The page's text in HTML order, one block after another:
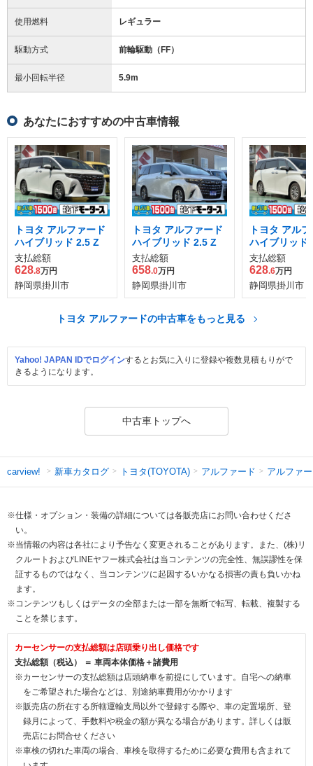
使用燃料 レギュラー
駆動方式 前輪駆動（FF）
最小回転半径 5.9m
あなたにおすすめの中古車情報
トヨタ アルファード
ハイブリッド 2.5 Z
支払総額
628.8万円
静岡県掛川市
トヨタ アルファード
ハイブリッド 2.5 Z
支払総額
658.0万円
静岡県掛川市
トヨタ アル
ハイブリッド
支払総額
628.6万円
静岡県掛川市
トヨタ アルファードの中古車をもっと見る
Yahoo! JAPAN IDでログインするとお気に入りに登録や複数見積もりがで
きるようになります。
中古車トップへ
carview! 新車カタログ トヨタ(TOYOTA) アルファード アルファ
※仕様・オプション・装備の詳細については各販売店にお問い合わせくださ
い。
※当情報の内容は各社により予告なく変更されることがあります。また、(株)リ
クルートおよびLINEヤフー株式会社は当コンテンツの完全性、無誤謬性を保
証するものではなく、当コンテンツに起因するいかなる損害の責も負いかね
ます。
※コンテンツもしくはデータの全部または一部を無断で転写、転載、複製する
ことを禁じます。
カーセンサーの支払総額は店頭乗り出し価格です
支払総額（税込） ＝ 車両本体価格＋諸費用
※カーセンサーの支払総額は店頭納車を前提にしています。自宅への納車
をご希望された場合などは、別途納車費用がかかります
※販売店の所在する所轄運輸支局以外で登録する際や、車の定置場所、登
録月によって、手数料や税金の額が異なる場合があります。詳しくは販
売店にお問合せください
※車検の切れた車両の場合、車検を取得するために必要な費用も含まれて